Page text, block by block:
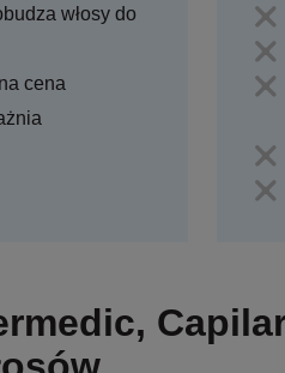
włosy do
cena